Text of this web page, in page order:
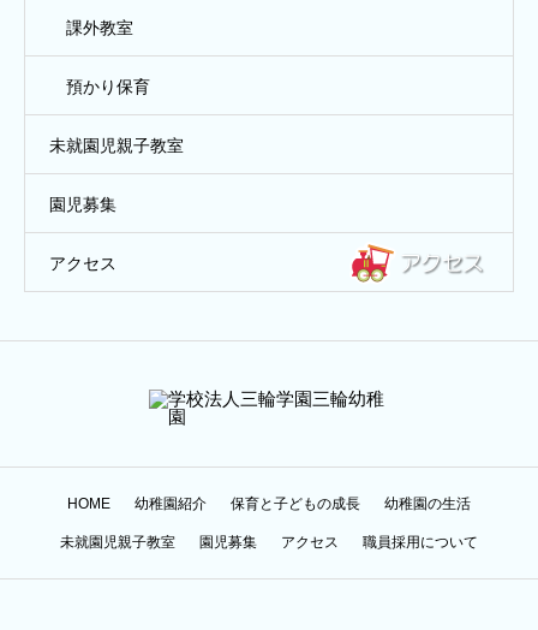
課外教室
預かり保育
未就園児親子教室
園児募集
アクセス
HOME 幼稚園紹介 保育と子どもの成長 幼稚園の生活
未就園児親子教室 園児募集 アクセス 職員採用について